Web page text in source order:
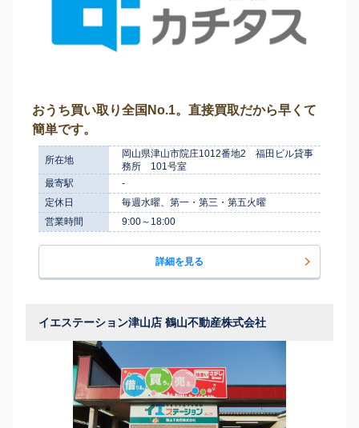
おうち買い取り全国No.1。直接買取だから早くて
簡単です。
所在地
岡山県津山市院庄1012番地2 福田ビル貸事
務所 101号室
最寄駅
-
定休日
毎週水曜、第一・第三・第五火曜
営業時間
9:00～18:00
詳細を見る
イエステーション津山店 鶴山不動産株式会社